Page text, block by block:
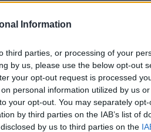
Information
third parties, or processing of your
by us, please use the below opt-out
your opt-out request is processed
personal information utilized by us
your opt-out. You may separately
by third parties on the IAB’s list of
by us to third parties on the
ο Daniel Bejar
με τόσο
pop, και χαθεί στα βάθη
που είναι το μυαλό του,
χανόμαστε ήδη
που προκαλεί το
κρέμεται μετέωρο
τον επιτηδευμένο